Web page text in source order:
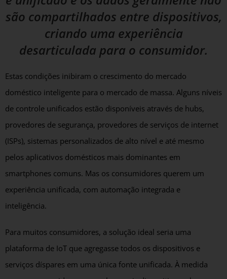
são compartilhados entre dispositivos,
criando uma experiência
desarticulada para o consumidor.
Estas condições inibiram o crescimento do mercado
doméstico inteligente para o mercado de massa. Alguns níveis
de controle unificados estão disponíveis através de hubs,
provedores de segurança, provedores de serviços de internet
(ISPs), sistemas personalizados de alto nível e até mesmo
pelos aplicativos domésticos mais dominantes em
smartphones comuns. Mas os consumidores querem um
experiência unificada, com automação integrada e
inteligência.
Para muitos consumidores, a solução ideal seria uma
plataforma de IoT que agregasse todos os dispositivos e
serviços díspares em uma única fonte unificada. À medida